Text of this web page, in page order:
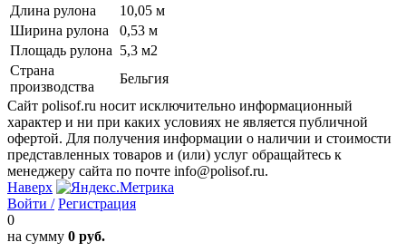
Длина рулона
10,05 м
Ширина рулона
0,53 м
Площадь рулона 5,3 м2
Страна
производства
Бельгия
Сайт polisof.ru носит исключительно информационный
характер и ни при каких условиях не является публичной
офертой. Для получения информации о наличии и стоимости
представленных товаров и (или) услуг обращайтесь к
менеджеру сайта по почте info@polisof.ru.
Наверх
Войти / Регистрация
0
на сумму 0 руб.